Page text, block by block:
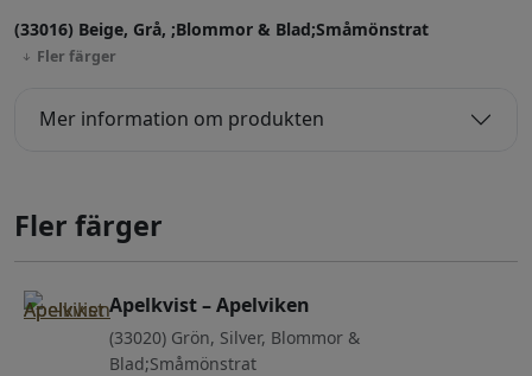
(33016) Beige, Grå, ;Blommor & Blad;Småmönstrat
Fler färger
Mer information om produkten
Fler färger
Apelkvist – Apelviken
(33020) Grön, Silver, Blommor &
Blad;Småmönstrat